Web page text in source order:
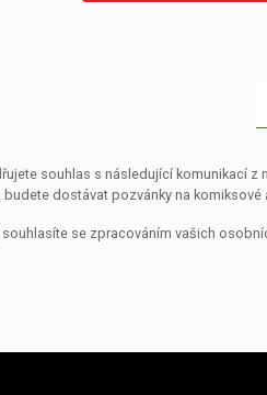
souhlas s následující komunikací
dostávat pozvánky na
se zpracováním vašich